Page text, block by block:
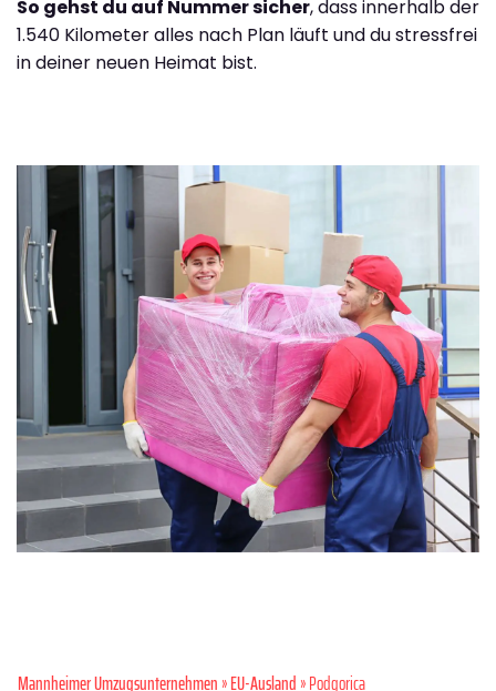
So gehst du auf Nummer sicher, dass innerhalb der
1.540 Kilometer alles nach Plan läuft und du stressfrei
in deiner neuen Heimat bist.
Mannheimer Umzugsunternehmen»EU-Ausland» Podgorica